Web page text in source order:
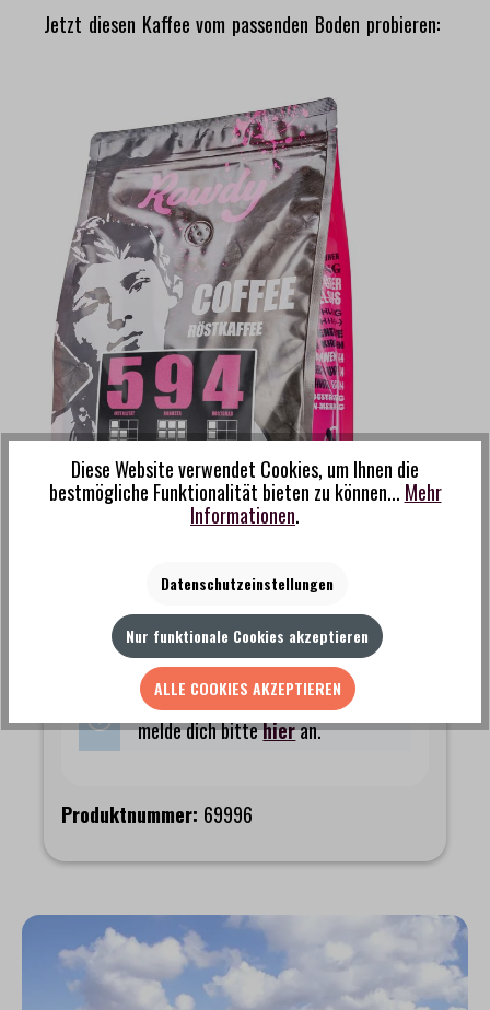
Jetzt diesen Kaffee vom passenden Boden probieren:
Bildergalerie überspringen
Um dieses Produkt zu bestellen,
melde dich bittehieran.
Produktnummer: 69996
Diese Website verwendet Cookies, um Ihnen die
bestmögliche Funktionalität bieten zu können... Mehr
Informationen.
Datenschutzeinstellungen
Nur funktionale Cookies akzeptieren
ALLE COOKIES AKZEPTIEREN